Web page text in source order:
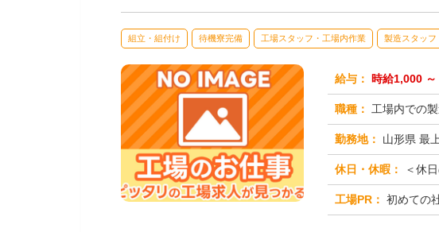
組立・組付け 待機寮完備 工場スタッフ・工場内作業 製造スタッフ
給与： 時給1,000 ～
職種： 工場内での
勤務地： 山形県 最
休日・休暇： ＜休日の一例
工場PR： 初めての社会人、初め